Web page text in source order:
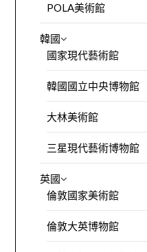
POLA美術館
韓國
國家現代藝術館
韓國國立中央博物館
大林美術館
三星現代藝術博物館
英國
倫敦國家美術館
倫敦大英博物館